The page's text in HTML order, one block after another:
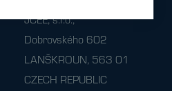
JCEE, s.r.o.,
Dobrovského 602
LANŠKROUN, 563 01
CZECH REPUBLIC